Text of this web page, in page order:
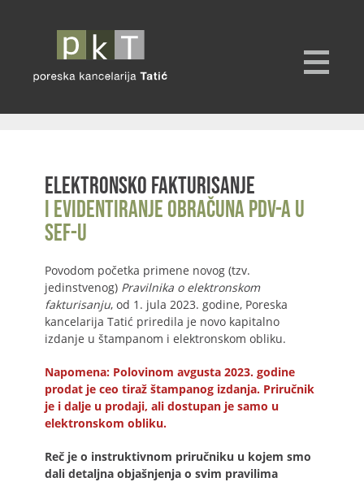
Elektronsko fakturisanje
i evidentiranje obračuna PDV-a u
SEF-u
Povodom početka primene novog (tzv.
jedinstvenog) Pravilnika o elektronskom
fakturisanju, od 1. jula 2023. godine, Poreska
kancelarija Tatić priredila je novo kapitalno
izdanje u štampanom i elektronskom obliku.
Napomena: Polovinom avgusta 2023. godine
prodat je ceo tiraž štampanog izdanja. Priručnik
je i dalje u prodaji, ali dostupan je samo u
elektronskom obliku.
Reč je o instruktivnom priručniku u kojem smo
dali detaljna objašnjenja o svim pravilima